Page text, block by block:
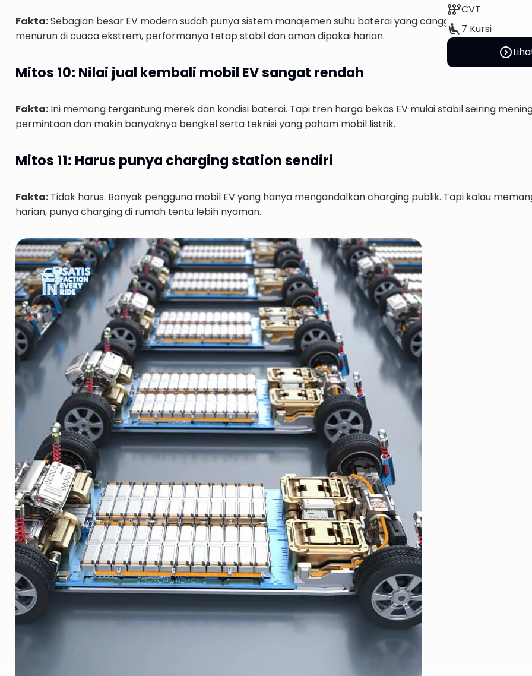
Fakta:Sebagian besar EV modern sudah punya sistem manajemen suhu baterai yang canggih. Meski efisiensi
menurun di cuaca ekstrem, performanya tetap stabil dan aman dipakai harian.
Mitos 10: Nilai jual kembali mobil EV sangat rendah
Fakta: Ini memang tergantung merek dan kondisi baterai. Tapi tren harga bekas EV mulai stabil seiring
permintaan dan makin banyaknya bengkel serta teknisi yang paham mobil listrik.
Mitos 11: Harus punya charging station sendiri
Fakta: Tidak harus. Banyak pengguna mobil EV yang hanya mengandalkan charging publik. Tapi kalau
harian, punya charging di rumah tentu lebih nyaman.
auto_transmissionCVT
airline_seat_recline_extra7 Kursi
expand_circle_right